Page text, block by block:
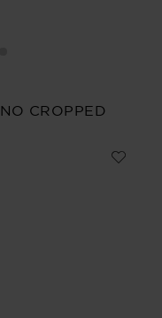
CROPPED